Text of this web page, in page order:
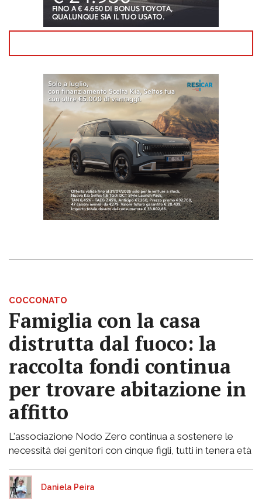
COCCONATO
Famiglia con la casa
distrutta dal fuoco: la
raccolta fondi continua
per trovare abitazione in
affitto
L'associazione Nodo Zero continua a sostenere le
necessità dei genitori con cinque figli, tutti in tenera età
Daniela Peira